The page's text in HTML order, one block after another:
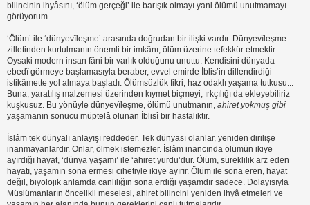
bilincinin ihyâsını, ‘ölüm gerçeği’ ile barışık olmayı yani ölümü unutmamayı
görüyorum.
‘Ölüm’ ile ‘dünyevîleşme’ arasında doğrudan bir ilişki vardır. Dünyevîleşme
zilletinden kurtulmanın önemli bir imkânı, ölüm üzerine tefekkür etmektir.
Oysaki modern insan fâni bir varlık olduğunu unuttu. Kendisini dünyada
ebedî görmeye başlamasıyla beraber, evvel emirde İblis’in dillendirdiği
istikâmette yol almaya başladı: Ölümsüzlük fikri, haz odaklı yaşama tutkusu...
Buna, yaratılış malzemesi üzerinden kıymet biçmeyi, ırkçılığı da ekleyebiliriz
kuşkusuz. Bu yönüyle dünyevîleşme, ölümü unutmanın, ahiret yokmuş gibi
yaşamanın sonucu müptelâ olunan İblisî bir hastalıktır.
İslâm tek dünyalı anlayışı reddeder. Tek dünyası olanlar, yeniden dirilişe
inanmayanlardır. Onlar, ölmek istemezler. İslâm inancında ölümün ikiye
ayırdığı hayat, ‘dünya yaşamı’ ile ‘ahiret yurdu’dur. Ölüm, süreklilik arz eden
hayatı, yaşamın sona ermesi cihetiyle ikiye ayırır. Ölüm ile sona eren, hayat
değil, biyolojik anlamda canlılığın sona erdiği yaşamdır sadece. Dolayısıyla
Müslümanların öncelikli meselesi, ahiret bilincini yeniden ihyâ etmeleri ve